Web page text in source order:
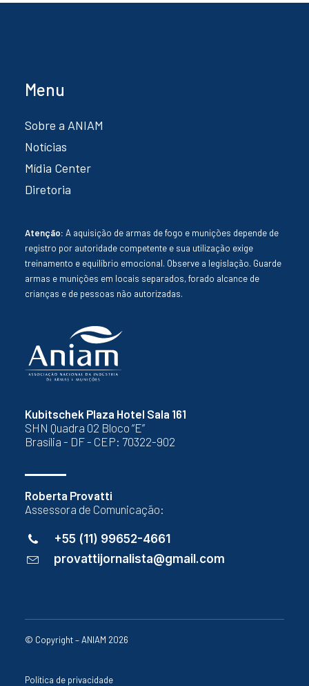
Kubitschek Plaza Hotel Sala 161
SHN Quadra 02 Bloco “E”
Brasília - DF - CEP: 70322-902
Roberta Provatti
Assessora de Comunicação:
+55 (11) 99652-4661
provattijornalista@gmail.com
Menu
Sobre a ANIAM
Notícias
Mídia Center
Diretoria
Atenção: A aquisição de armas de fogo e munições depende de
registro por autoridade competente e sua utilização exige
treinamento e equilíbrio emocional. Observe a legislação. Guarde
armas e munições em locais separados, forado alcance de
crianças e de pessoas não autorizadas.
© Copyright – ANIAM 2026
Política de privacidade